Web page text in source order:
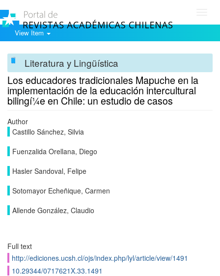
View Item
Literatura y Lingüística
Los educadores tradicionales Mapuche en la
implementación de la educación intercultural
bilingí¼e en Chile: un estudio de casos
Author
Castillo Sánchez, Silvia
Fuenzalida Orellana, Diego
Hasler Sandoval, Felipe
Sotomayor Echeñique, Carmen
Allende González, Claudio
Full text
http://ediciones.ucsh.cl/ojs/index.php/lyl/article/view/1491
10.29344/0717621X.33.1491